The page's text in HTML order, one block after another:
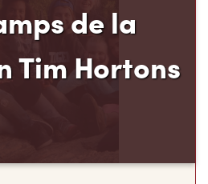
Tim Hortons
des Camps de la